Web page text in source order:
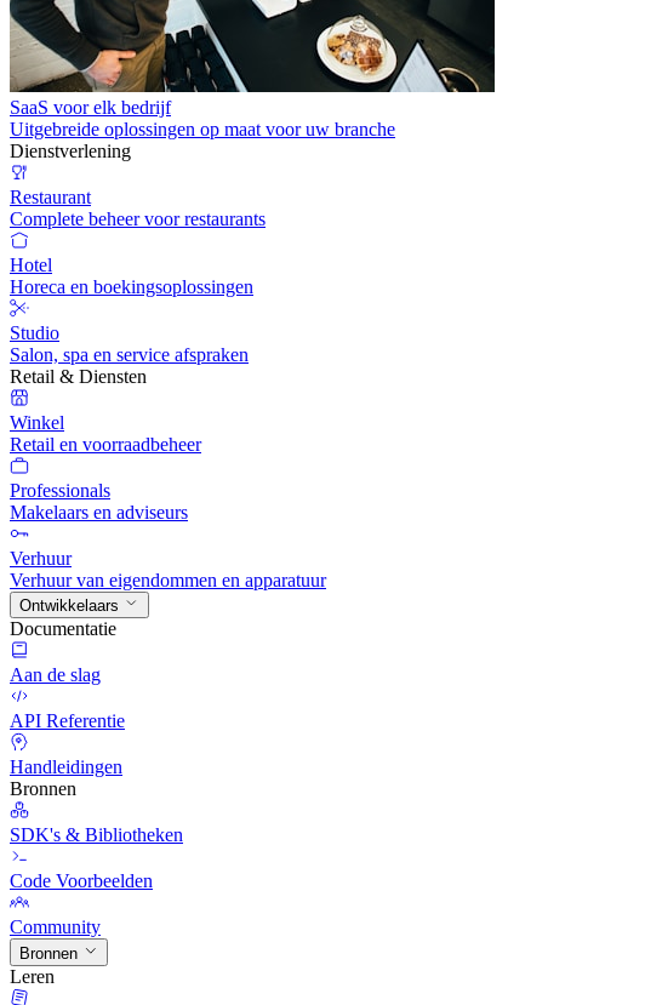
SaaS voor elk bedrijf
Uitgebreide oplossingen op maat voor uw branche
Dienstverlening
Restaurant
Complete beheer voor restaurants
Hotel
Horeca en boekingsoplossingen
Studio
Salon, spa en service afspraken
Retail & Diensten
Winkel
Retail en voorraadbeheer
Professionals
Makelaars en adviseurs
Verhuur
Verhuur van eigendommen en apparatuur
Ontwikkelaars
Documentatie
Aan de slag
API Referentie
Handleidingen
Bronnen
SDK's & Bibliotheken
Code Voorbeelden
Community
Bronnen
Leren